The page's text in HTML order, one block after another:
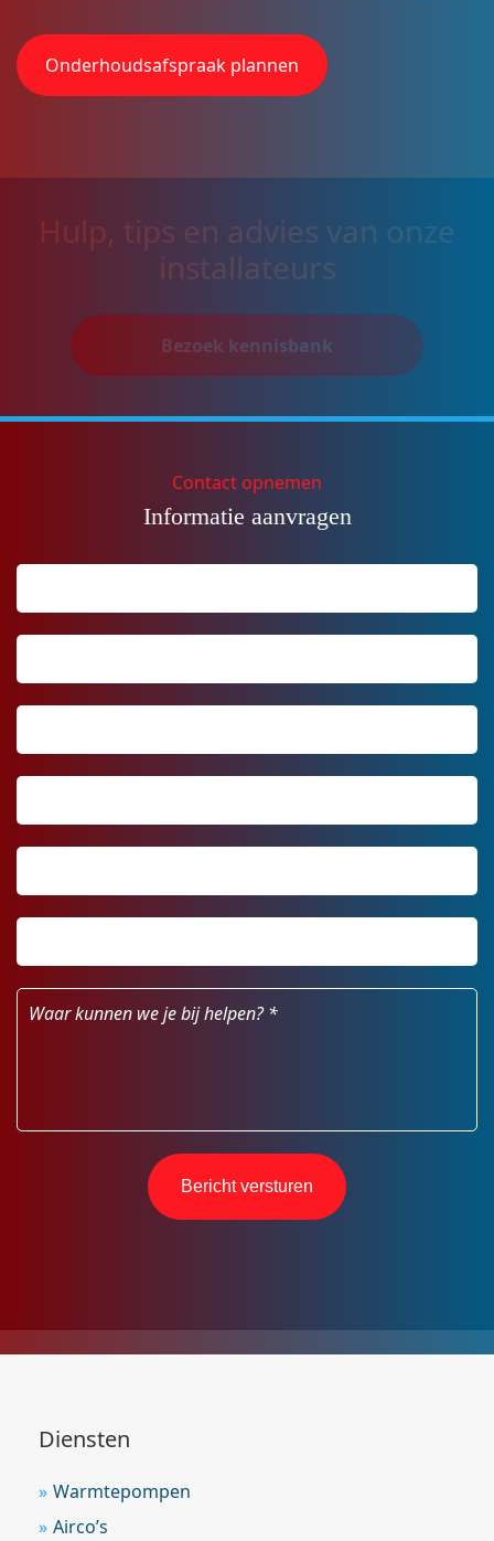
Onderhoudsafspraak plannen
Hulp, tips en advies van onze
installateurs
Bezoek kennisbank
Contact opnemen
Informatie aanvragen
Naam
Achternaam
*
Telefoonnummer
*
Email
Postcode
*
Huisnummer
*
Waar
kunnen
helpen?
Diensten
Warmtepompen
Airco’s